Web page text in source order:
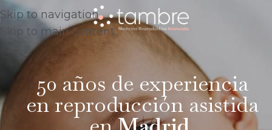
Skip to navigation
Skip to main content
50 años de experiencia
en reproducción asistida